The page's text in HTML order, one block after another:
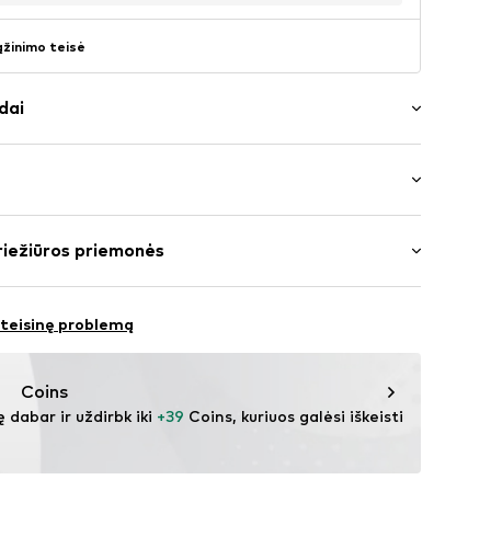
teisė
ilgio
Įprastas prigludimas
priemonės
- PC, 45% Medvilnė
problemą
Coins
dabar ir uždirbk iki +39 Coins, kuriuos galėsi iškeisti